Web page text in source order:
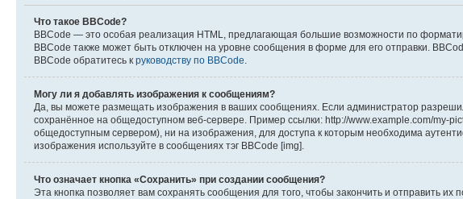
Что такое BBCode?
BBCode — это особая реализация HTML, предлагающая большие возможности по
BBCode также может быть отключен на уровне сообщения в форме для его отправки.
BBCode обратитесь к руководству по BBCode.
Могу ли я добавлять изображения к сообщениям?
Да, вы можете размещать изображения в ваших сообщениях. Если администратор
сохранённое на общедоступном веб-сервере. Пример ссылки: http://www.example.com/my-
общедоступным сервером), ни на изображения, для доступа к которым необходима
изображения используйте в сообщениях тэг BBCode [img].
Что означает кнопка «Сохранить» при создании сообщения?
Эта кнопка позволяет вам сохранять сообщения для того, чтобы закончить и отправить